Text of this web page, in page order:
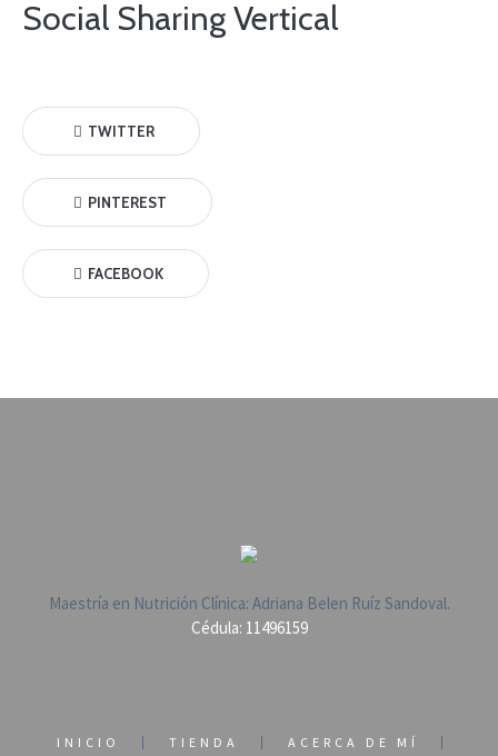
Social Sharing Vertical
TWITTER
PINTEREST
FACEBOOK
Maestría en Nutrición Clínica: Adriana Belen Ruíz Sandoval.
Cédula: 11496159
INICIO TIENDA ACERCA DE MÍ